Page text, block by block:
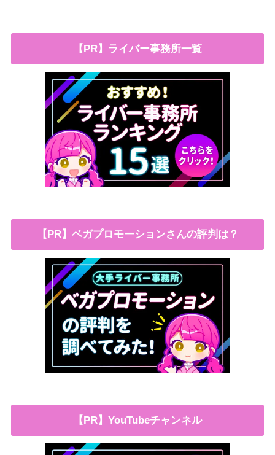
【PR】ライバー事務所一覧
【PR】ベガプロモーションさんの評判は？
【PR】YouTubeチャンネル